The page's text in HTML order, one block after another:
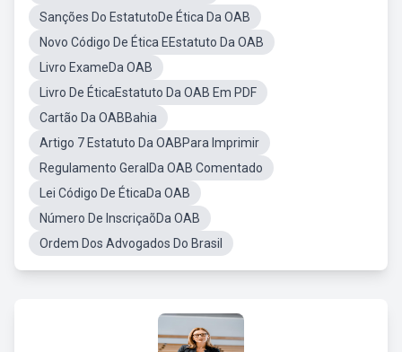
Sanções Do EstatutoDe Ética Da OAB
Novo Código De Ética EEstatuto Da OAB
Livro ExameDa OAB
Livro De ÉticaEstatuto Da OAB Em PDF
Cartão Da OABBahia
Artigo 7 Estatuto Da OABPara Imprimir
Regulamento GeralDa OAB Comentado
Lei Código De ÉticaDa OAB
Número De InscriçaõDa OAB
Ordem Dos Advogados Do Brasil